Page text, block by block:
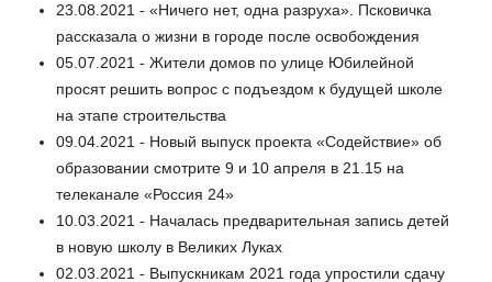
23.08.2021 - «Ничего нет, одна разруха». Псковичка
рассказала о жизни в городе после освобождения
05.07.2021 - Жители домов по улице Юбилейной
просят решить вопрос с подъездом к будущей школе
на этапе строительства
09.04.2021 - Новый выпуск проекта «Содействие» об
образовании смотрите 9 и 10 апреля в 21.15 на
телеканале «Россия 24»
10.03.2021 - Началась предварительная запись детей
в новую школу в Великих Луках
02.03.2021 - Выпускникам 2021 года упростили сдачу